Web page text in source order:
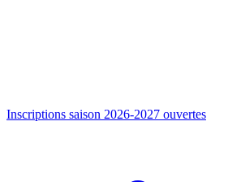
Inscriptions saison 2026-2027 ouvertes